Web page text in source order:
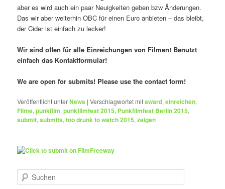
aber es wird auch ein paar Neuigkeiten geben bzw Änderungen.
Das wir aber weiterhin OBC für einen Euro anbieten – das bleibt,
der Cider ist einfach zu lecker!
Wir sind offen für alle Einreichungen von Filmen! Benutzt
einfach das Kontaktformular!
We are open for submits! Please use the contact form!
Veröffentlicht unterNews |Verschlagwortet mitaward,einreichen,
Filme,punkfilm,punkfilmfest 2015, Punkfilmfest Berlin 2015,
submit,submits,too drunk to watch 2015,zeigen
u